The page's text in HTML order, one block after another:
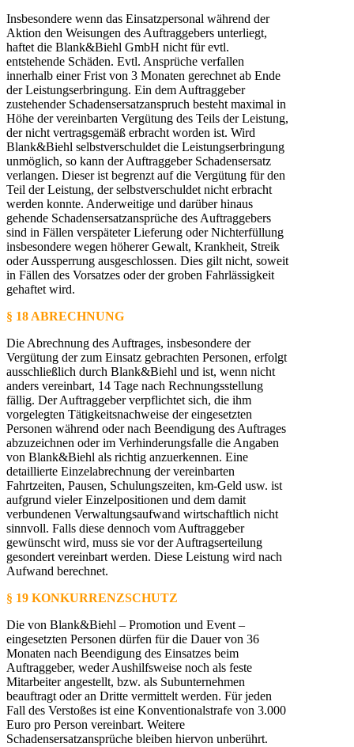
Insbesondere wenn das Einsatzpersonal während der
Aktion den Weisungen des Auftraggebers unterliegt,
haftet die Blank&Biehl GmbH nicht für evtl.
entstehende Schäden. Evtl. Ansprüche verfallen
innerhalb einer Frist von 3 Monaten gerechnet ab Ende
der Leistungserbringung. Ein dem Auftraggeber
zustehender Schadensersatzanspruch besteht maximal in
Höhe der vereinbarten Vergütung des Teils der Leistung,
der nicht vertragsgemäß erbracht worden ist. Wird
Blank&Biehl selbstverschuldet die Leistungserbringung
unmöglich, so kann der Auftraggeber Schadensersatz
verlangen. Dieser ist begrenzt auf die Vergütung für den
Teil der Leistung, der selbstverschuldet nicht erbracht
werden konnte. Anderweitige und darüber hinaus
gehende Schadensersatzansprüche des Auftraggebers
sind in Fällen verspäteter Lieferung oder Nichterfüllung
insbesondere wegen höherer Gewalt, Krankheit, Streik
oder Aussperrung ausgeschlossen. Dies gilt nicht, soweit
in Fällen des Vorsatzes oder der groben Fahrlässigkeit
gehaftet wird.
§ 18 ABRECHNUNG
Die Abrechnung des Auftrages, insbesondere der
Vergütung der zum Einsatz gebrachten Personen, erfolgt
ausschließlich durch Blank&Biehl und ist, wenn nicht
anders vereinbart, 14 Tage nach Rechnungsstellung
fällig. Der Auftraggeber verpflichtet sich, die ihm
vorgelegten Tätigkeitsnachweise der eingesetzten
Personen während oder nach Beendigung des Auftrages
abzuzeichnen oder im Verhinderungsfalle die Angaben
von Blank&Biehl als richtig anzuerkennen. Eine
detaillierte Einzelabrechnung der vereinbarten
Fahrtzeiten, Pausen, Schulungszeiten, km-Geld usw. ist
aufgrund vieler Einzelpositionen und dem damit
verbundenen Verwaltungsaufwand wirtschaftlich nicht
sinnvoll. Falls diese dennoch vom Auftraggeber
gewünscht wird, muss sie vor der Auftragserteilung
gesondert vereinbart werden. Diese Leistung wird nach
Aufwand berechnet.
§ 19 KONKURRENZSCHUTZ
Die von Blank&Biehl – Promotion und Event –
eingesetzten Personen dürfen für die Dauer von 36
Monaten nach Beendigung des Einsatzes beim
Auftraggeber, weder Aushilfsweise noch als feste
Mitarbeiter angestellt, bzw. als Subunternehmen
beauftragt oder an Dritte vermittelt werden. Für jeden
Fall des Verstoßes ist eine Konventionalstrafe von 3.000
Euro pro Person vereinbart. Weitere
Schadensersatzansprüche bleiben hiervon unberührt.